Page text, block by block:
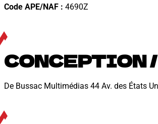
Code APE/NAF : 4690Z
CONCEPTION
De Bussac Multimédias 44 Av. des États